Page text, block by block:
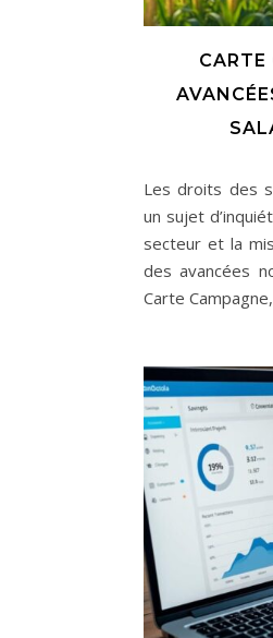
CARTE
Les droits des
un sujet
secteur et la
des avancées
Carte